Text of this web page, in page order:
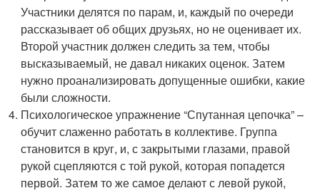
Участники делятся по парам, и, каждый по очереди
рассказывает об общих друзьях, но не оценивает их.
Второй участник должен следить за тем, чтобы
высказываемый, не давал никаких оценок. Затем
нужно проанализировать допущенные ошибки, какие
были сложности.
Психологическое упражнение “Спутанная цепочка” –
обучит слаженно работать в коллективе. Группа
становится в круг, и, с закрытыми глазами, правой
рукой сцепляются с той рукой, которая попадется
первой. Затем то же самое делают с левой рукой,